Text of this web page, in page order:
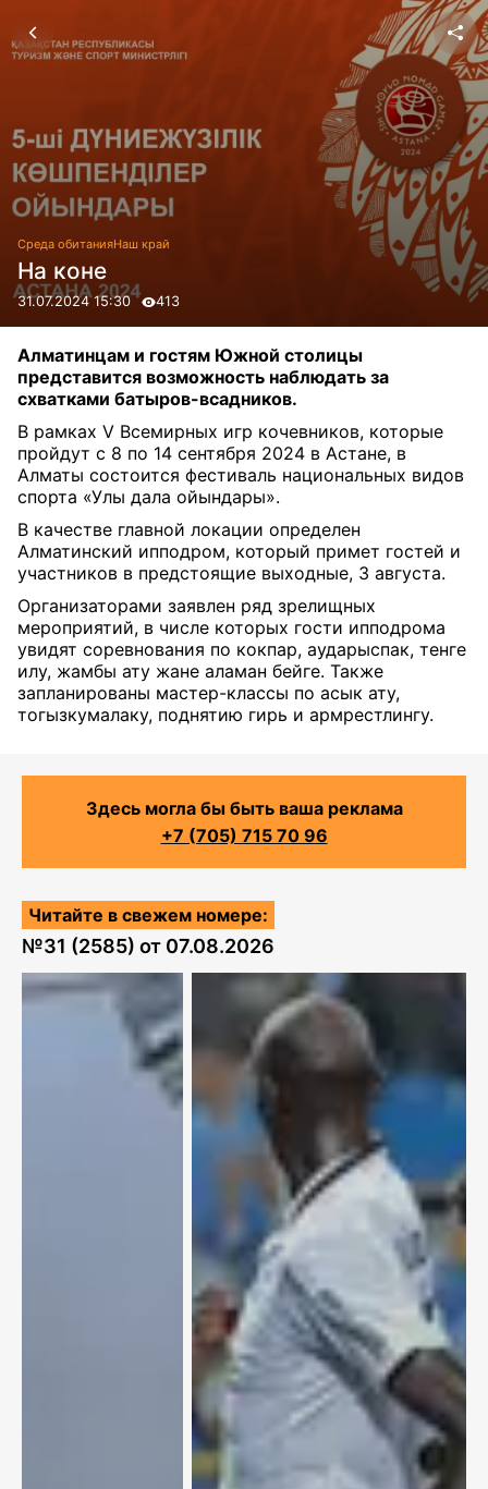
Среда обитанияНаш край
На коне
31.07.2024 15:30 413
Алматинцам и гостям Южной столицы
представится возможность наблюдать за
схватками батыров-всадников.
В рамках V Всемирных игр кочевников, которые
пройдут с 8 по 14 сентября 2024 в Астане, в
Алматы состоится фестиваль национальных видов
спорта «Улы дала ойындары».
В качестве главной локации определен
Алматинский ипподром, который примет гостей и
участников в предстоящие выходные, 3 августа.
Организаторами заявлен ряд зрелищных
мероприятий, в числе которых гости ипподрома
увидят соревнования по кокпар, аударыспак, тенге
илу, жамбы ату жане аламан бейге. Также
запланированы мастер-классы по асык ату,
тогызкумалаку, поднятию гирь и армрестлингу.
Здесь могла бы быть ваша реклама
+7 (705) 715 70 96
Читайте в свежем номере:
№31 (2585) от 07.08.2026